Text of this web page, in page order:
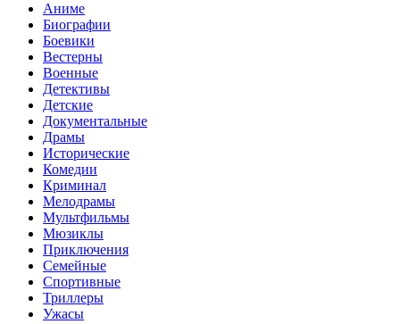
Аниме
Биографии
Боевики
Вестерны
Военные
Детективы
Детские
Документальные
Драмы
Исторические
Комедии
Криминал
Мелодрамы
Мультфильмы
Мюзиклы
Приключения
Семейные
Спортивные
Триллеры
Ужасы